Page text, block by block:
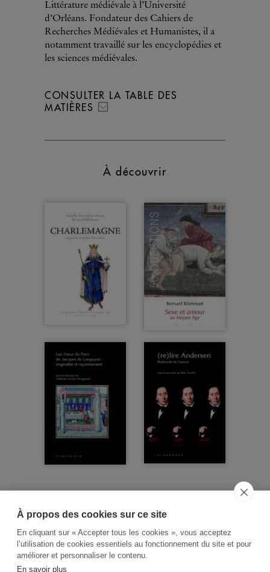
À propos des cookies sur ce site
En cliquant sur « Accepter tous les cookies », vous acceptez
l’utilisation de cookies essentiels au fonctionnement du site et pour
améliorer et personnaliser le contenu.
En savoir plus
Littérature médiévale à l’Université
d’Orléans. Fondateur des Cahiers de
Recherches Médiévales et Humanistes, il a
notamment travaillé sur les encyclopédies et
les sciences médiévales.
CONSULTER LA TABLE DES
MATIÈRES
À découvrir
RECHERCHE THÉMATIQUE
RIGHTS & PERMISSIONS